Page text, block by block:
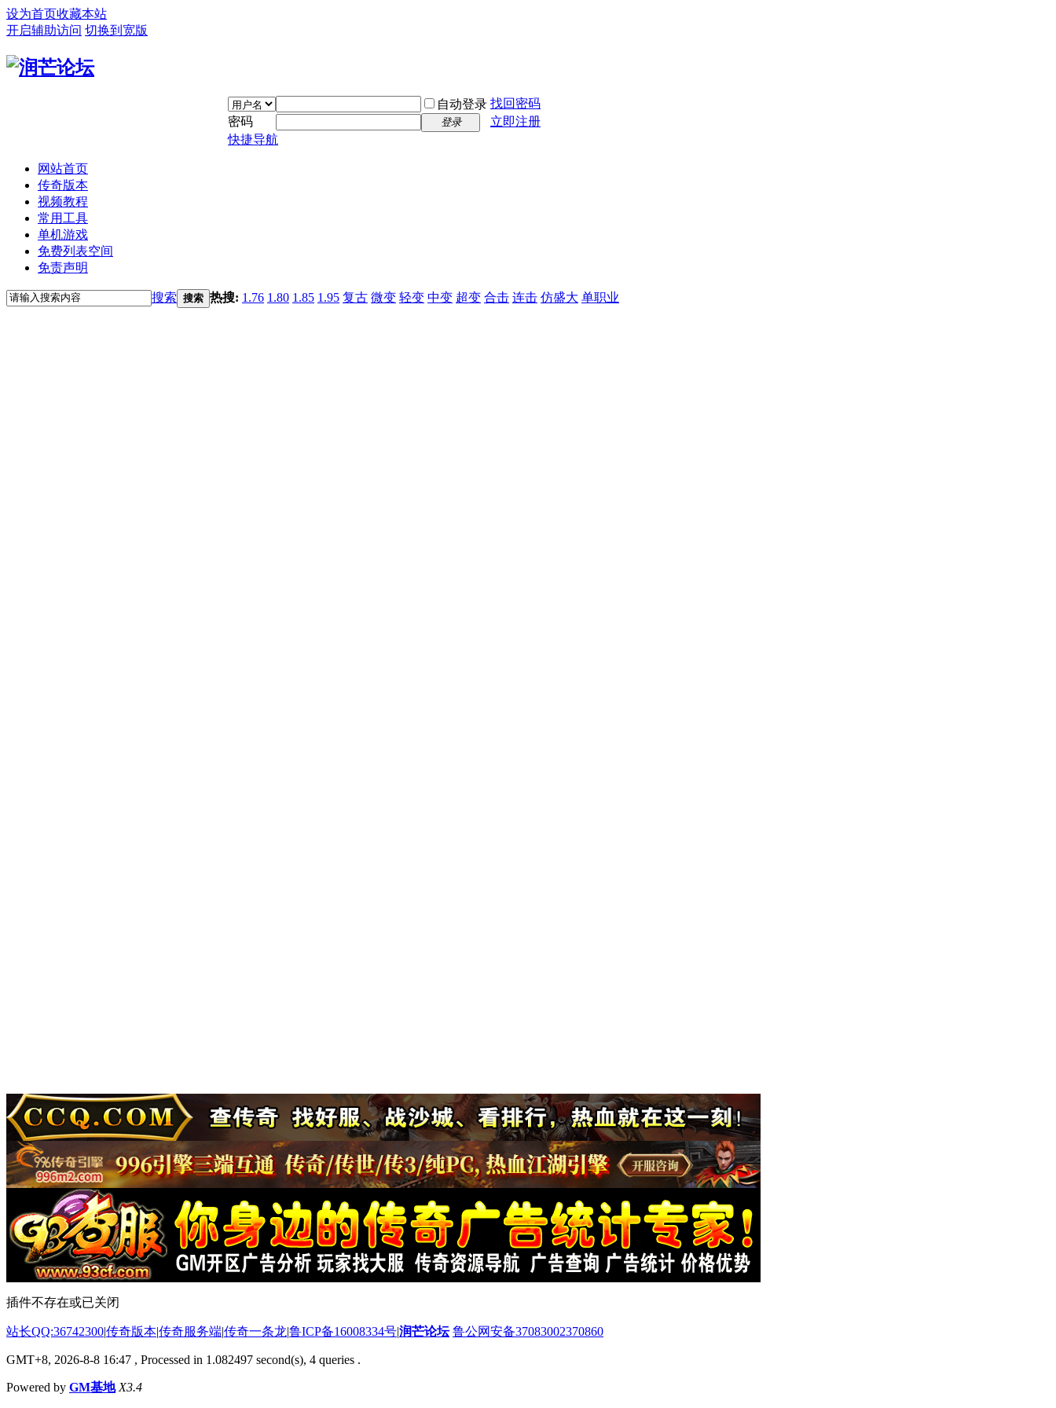
设为首页收藏本站
开启辅助访问 切换到宽版
自动登录 找回密码
密码
登录
立即注册
快捷导航
网站首页
传奇版本
视频教程
常用工具
单机游戏
免费列表空间
免责声明
搜索 搜索 热搜: 1.76 1.80 1.85 1.95 复古 微变 轻变 中变 超变 合击 连击 仿盛大 单职业
插件不存在或已关闭
站长QQ:36742300|传奇版本|传奇服务端|传奇一条龙|鲁ICP备16008334号|润芒论坛 鲁公网安备37083002370860
GMT+8, 2026-8-8 16:47 , Processed in 1.082497 second(s), 4 queries .
Powered by GM基地 X3.4